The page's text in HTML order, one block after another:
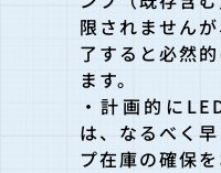
限されません
了すると必然
ます。
・計画的に
は、なるべく
プ在庫の確保を